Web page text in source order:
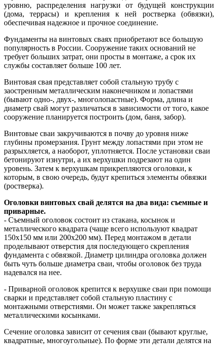
уровню, распределения нагрузки от будущей конструкции
(дома, террасы) и крепления к ней ростверка (обвязки),
обеспечивая надежное и прочное соединение.
Фундаменты на винтовых сваях приобретают все большую
популярность в России. Сооружение таких оснований не
требует больших затрат, они просты в монтаже, а срок их
службы составляет больше 100 лет.
Винтовая свая представляет собой стальную трубу с
заостренным металлическим наконечником и лопастями
(бывают одно-, двух-, многолопастные). Форма, длина и
диаметр свай могут различаться в зависимости от того, какое
сооружение планируется построить (дом, баня, забор).
Винтовые сваи закручиваются в почву до уровня ниже
глубины промерзания. Грунт между лопастями при этом не
разрыхляется, а наоборот, уплотняется. После установки сваи
бетонируют изнутри, а их верхушки подрезают на один
уровень. Затем к верхушкам прикрепляются оголовки, к
которым, в свою очередь, будут крепиться элементы обвязки
(ростверка).
Оголовки винтовых свай делятся на два вида: съемные и
приварные.
- Съемный оголовок состоит из стакана, косынок и
металлического квадрата (чаще всего используют квадрат
150х150 мм или 200х200 мм). Перед монтажом в детали
проделывают отверстия для последующего скрепления
фундамента с обвязкой. Диаметр цилиндра оголовка должен
быть чуть больше диаметра сваи, чтобы оголовок без труда
надевался на нее.
- Приварной оголовок крепится к верхушке сваи при помощи
сварки и представляет собой стальную пластину с
монтажными отверстиями. Он может также закрепляться
металлическими косынками.
Сечение оголовка зависит от сечения сваи (бывают круглые,
квадратные, многоугольные). По форме эти детали делятся на